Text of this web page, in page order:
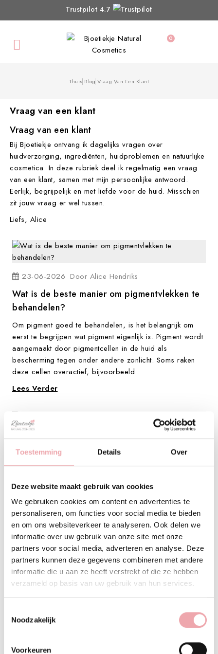
Toestemming Details Over
Deze website maakt gebruik van cookies
We gebruiken cookies om content en advertenties te
personaliseren, om functies voor social media te bieden
en om ons websiteverkeer te analyseren. Ook delen we
informatie over uw gebruik van onze site met onze
partners voor social media, adverteren en analyse. Deze
partners kunnen deze gegevens combineren met andere
informatie die u aan ze heeft verstrekt of die ze hebben
verzameld op basis van uw gebruik van hun services.
Noodzakelijk
Voorkeuren
Trustpilot 4.7
 0
Thuis Blog Vraag Van Een Klant
Vraag van een klant
Vraag van een klant
Bij Bjoetiekje ontvang ik dagelijks vragen over
huidverzorging, ingrediënten, huidproblemen en natuurlijke
cosmetica. In deze rubriek deel ik regelmatig een vraag
van een klant, samen met mijn persoonlijke antwoord.
Eerlijk, begrijpelijk en met liefde voor de huid. Misschien
zit jouw vraag er wel tussen.
Liefs, Alice
23-06-2026 Door Alice Hendriks
Wat is de beste manier om pigmentvlekken te
behandelen?
Om pigment goed te behandelen, is het belangrijk om
eerst te begrijpen wat pigment eigenlijk is. Pigment wordt
aangemaakt door pigmentcellen in de huid als
bescherming tegen onder andere zonlicht. Soms raken
deze cellen overactief, bijvoorbeeld
Lees Verder
09-06-2026 Alice Hendriks
Waarom reageert mijn huid ineens op
Een vraag die ik regelmatig krijg. Je gebruikt een product
misschien al jaren zonder problemen en ineens lijkt je
huid er anders op te reageren. Ze wordt gevoeliger,
droger, roder of voelt minder comfortabel aan. Dat kan
best verwarrend zijn.
Lees Verder
Waarom is een reinigingsschuim of dagcrème